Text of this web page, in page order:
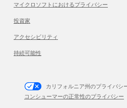
マイクロソフトにおけるプライバシー
投資家
アクセシビリティ
持続可能性
カリフォルニア州のプライバシ
コンシューマーの正常性のプライバシー